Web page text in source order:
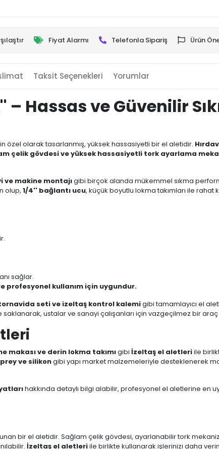
Fiyat Alarmı Telefonla Sipariş Ürün
Taksit Seçenekleri Yorumlar
– Hassas ve Güvenilir
özel olarak tasarlanmış, yüksek hassasiyetli bir el aletidir.
çelik gövdesi ve yüksek hassasiyetli tork ayarlama
makine montajıgibi birçok alanda mükemmel sıkma
olup, 1/4'' bağlantı ucu, küçük boyutlu lokma takımları ile rahat
sağlar.
kullanım için uygundur.
seti ve izeltaş kontrol kalemigibi tamamlayıcı el
saklanarak, ustalar ve sanayi çalışanları için vazgeçilmez bir
makası ve derin lokma takımıgibi İzeltaş el aletleriile
ve silikongibi yapı market malzemeleriyle desteklenerek
hakkında detaylı bilgi alabilir, profesyonel el aletlerine en
bir el aletidir. Sağlam çelik gövdesi, ayarlanabilir tork
İzeltaş el aletleriile birlikte kullanarak işlerinizi daha